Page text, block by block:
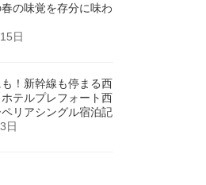
の味覚を存分に味わ
日
！新幹線も停まる西
テルプレフォート西
リアシングル宿泊記
日